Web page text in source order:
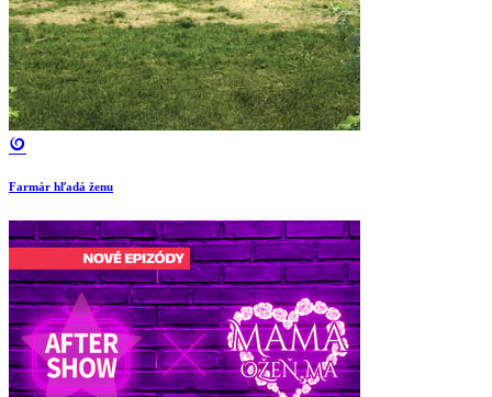
Farmár hľadá ženu